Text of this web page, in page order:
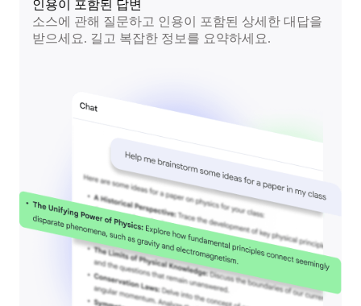
인용이 포함된 답변
소스에 관해 질문하고 인용이 포함된 상세한 대답을
받으세요. 길고 복잡한 정보를 요약하세요.